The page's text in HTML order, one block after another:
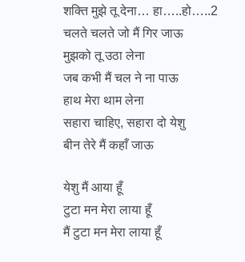
शक्ति मुझे तू देना… हा…..हो…..2
चलते चलते जो मैं गिर जाऊ
मुझको तू उठा लेना
जब कभी मैं चल ने ना पाऊ
हाथ मेरा थाम लेना
सहारा चाहिए, सहारा दो येशु
बीन तेरे मैं कहाँ जाऊ
येशु मैं आया हूँ
टुटा मन मेरा लाया हूँ
मैं टुटा मन मेरा लाया हूँ